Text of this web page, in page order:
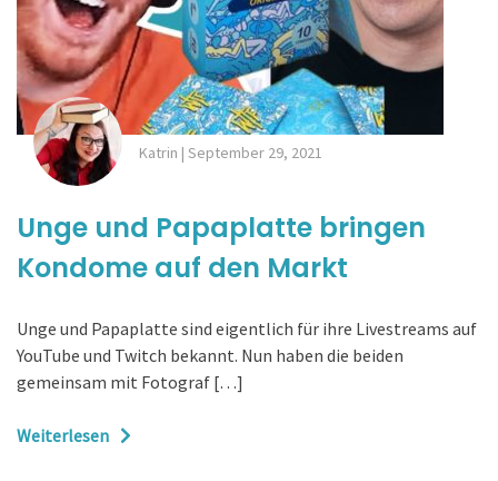
Katrin | September 29, 2021
Unge und Papaplatte bringen
Kondome auf den Markt
Unge und Papaplatte sind eigentlich für ihre Livestreams auf
YouTube und Twitch bekannt. Nun haben die beiden
gemeinsam mit Fotograf […]
Weiterlesen